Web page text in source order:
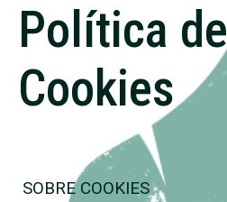
Política de
Cookies
SOBRE COOKIES